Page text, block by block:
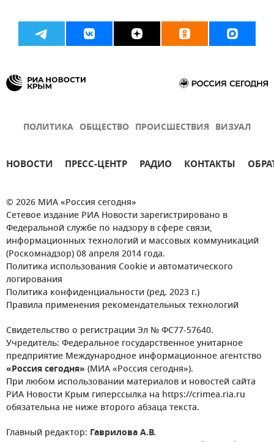
ПОЛИТИКА ОБЩЕСТВО ПРОИСШЕСТВИЯ ВИЗУАЛ
НОВОСТИ ПРЕСС-ЦЕНТР РАДИО КОНТАКТЫ
© 2026 МИА «Россия сегодня»
Сетевое издание РИА Новости зарегистрировано в
Федеральной службе по надзору в сфере связи,
информационных технологий и массовых коммуникаций
(Роскомнадзор) 08 апреля 2014 года.
Политика использования Cookie и автоматического
логирования
Политика конфиденциальности (ред. 2023 г.)
Правила применения рекомендательных технологий
Свидетельство о регистрации Эл № ФС77-57640.
Учредитель: Федеральное государственное унитарное
предприятие Международное информационное агентство
«Россия сегодня» (МИА «Россия сегодня»).
При любом использовании материалов и новостей сайта
РИА Новости Крым гиперссылка на https://crimea.ria.ru
обязательна не ниже второго абзаца текста.
Главный редактор: Гаврилова А.В.